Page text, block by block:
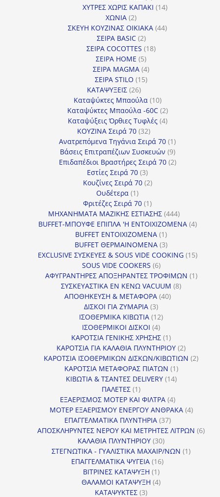
προϊόντα
ΧΥΤΡΕΣ ΧΩΡΙΣ ΚΑΠΑΚΙ 1414
ΧΩΝΙΑ 22
προϊόντα
ΣΚΕΥΗ ΚΟΥΖΙΝΑΣ ΟΙΚΙΑΚΑ 4444
ΣΕΙΡΑ BASIC 22
προϊόντα
ΣΕΙΡΑ COCOTTES 1818
ΣΕΙΡΑ HOME 55
προϊόντα
ΣΕΙΡΑ MAGMA 44
προϊόντα
ΣΕΙΡΑ STILO 1515
ΚΑΤΑΨΥΞΕΙΣ 2626
προϊόντα
Καταψύκτες Μπαούλα 1010
προϊόντα
Καταψύκτες Μπαούλα -60C 22
προϊόντα
Καταψύξεις Όρθιες Τυφλές 44
ΚΟΥΖΙΝΑ Σειρά 70 3232
προϊόντα
Ανατρεπόμενα Τηγάνια Σειρά 70 11
προϊόν
Βάσεις Επιτραπέζιων Συσκευών 99
προϊόντα
Επιδαπέδιοι Βραστήρες Σειρά 70 22
Εστίες Σειρά 70 33
προϊόντα
Κουζίνες Σειρά 70 22
Ουδέτερα 11
προϊόν
Φριτέζες Σειρά 70 11
προϊόν
ΜΗΧΑΝΗΜΑΤΑ ΜΑΖΙΚΗΣ ΕΣΤΙΑΣΗΣ 444444
προϊόντα
BUFFET-ΜΠΟΥΦΕ ΕΠΙΠΛΑ 'Η ΕΝΤΟΙΧΙΖΟΜΕΝΑ 44
BUFFET ΕΝΤΟΙΧΙΖΟΜΕΝΑ 11
προϊόν
BUFFET ΘΕΡΜΑΙΝΟΜΕΝΑ 33
προϊόντα
EXCLUSIVE ΣΥΣΚΕΥΕΣ & SOUS VIDE COOKING 1515
SOUS VIDE COOKERS 66
προϊόντα
ΑΦΥΓΡΑΝΤΗΡΕΣ ΑΠΟΞΗΡΑΝΤΕΣ ΤΡΟΦΙΜΩΝ 11
ΣΥΣΚΕΥΑΣΤΙΚΑ ΕΝ ΚΕΝΩ VACUUM 88
ΑΠΟΘΗΚΕΥΣΗ & ΜΕΤΑΦΟΡΑ 4040
ΔΙΣΚΟΙ ΓΙΑ ΖΥΜΑΡΙΑ 33
προϊόντα
ΙΣΟΘΕΡΜΙΚΑ ΚΙΒΩΤΙΑ 1212
ΙΣΟΘΕΡΜΙΚΟΙ ΔΙΣΚΟΙ 44
προϊόντα
ΚΑΡΟΤΣΙΑ ΓΕΝΙΚΗΣ ΧΡΗΣΗΣ 11
προϊόν
ΚΑΡΟΤΣΙΑ ΓΙΑ ΚΑΛΑΘΙΑ ΠΛΥΝΤΗΡΙΟΥ 22
προϊόντα
ΚΑΡΟΤΣΙΑ ΙΣΟΘΕΡΜΙΚΩΝ ΔΙΣΚΩΝ/ΚΙΒΩΤΙΩΝ 22
ΚΑΡΟΤΣΙΑ ΜΕΤΑΦΟΡΑΣ ΠΙΑΤΩΝ 11
προϊόν
ΚΙΒΩΤΙΑ & ΤΣΑΝΤΕΣ DELIVERY 1414
ΠΑΛΕΤΕΣ 11
προϊόν
ΕΞΑΕΡΙΣΜΟΣ ΜΟΤΕΡ ΚΑΙ ΦΙΛΤΡΑ 44
προϊόντα
ΜΟΤΕΡ ΕΞΑΕΡΙΣΜΟΥ ΕΝΕΡΓΟΥ ΑΝΘΡΑΚΑ 44
ΕΠΑΓΓΕΛΜΑΤΙΚΑ ΠΛΥΝΤΗΡΙΑ 3737
προϊόντα
ΑΠΟΣΚΛΗΡΥΝΤΕΣ ΝΕΡΟΥ ΚΑΙ ΜΕΤΡΗΤΕΣ ΛΙΤΡΩΝ 66
ΚΑΛΑΘΙΑ ΠΛΥΝΤΗΡΙΟΥ 3030
προϊόντα
ΣΤΕΓΝΩΤΙΚΑ - ΓΥΑΛΙΣΤΙΚΑ ΜΑΧΑΙΡ/ΝΩΝ 11
ΕΠΑΓΓΕΛΜΑΤΙΚΑ ΨΥΓΕΙΑ 1616
ΒΙΤΡΙΝΕΣ ΚΑΤΑΨΥΞΗ 11
προϊόν
ΘΑΛΑΜΟΙ ΚΑΤΑΨΥΞΗ 44
ΚΑΤΑΨΥΚΤΕΣ 33